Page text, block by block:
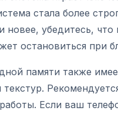
стала более
новее, убедитесь,
остановиться при
памяти также
Если ваш